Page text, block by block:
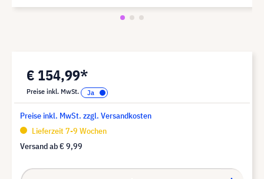
€ 154,99*
Preise inkl. MwSt.
Preise inkl. MwSt. zzgl. Versandkosten
Lieferzeit 7-9 Wochen
Versand ab€ 9,99